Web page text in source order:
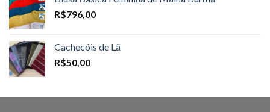
R$796,00
Cachecóis de Lã
R$50,00